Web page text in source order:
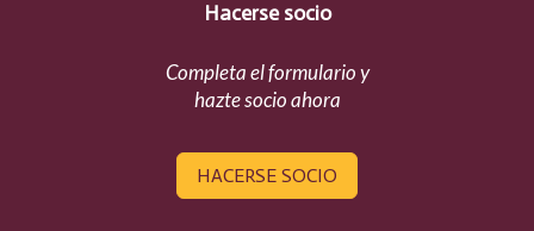
Hacerse socio
Completa el formulario y
hazte socio ahora
HACERSE SOCIO